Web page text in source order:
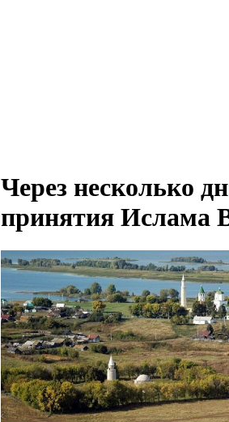
Через несколько
принятия Ислама